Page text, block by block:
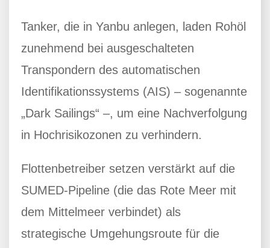
Tanker, die in Yanbu anlegen, laden Rohöl
zunehmend bei ausgeschalteten
Transpondern des automatischen
Identifikationssystems (AIS) – sogenannte
„Dark Sailings“ –, um eine Nachverfolgung
in Hochrisikozonen zu verhindern.
Flottenbetreiber setzen verstärkt auf die
SUMED-Pipeline (die das Rote Meer mit
dem Mittelmeer verbindet) als
strategische Umgehungsroute für die